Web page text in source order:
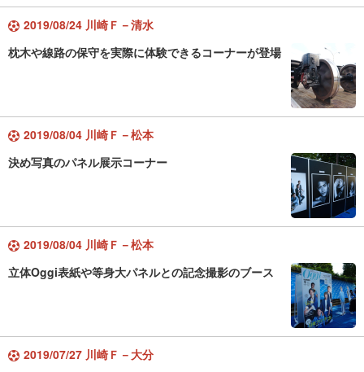
2019/08/24 川崎Ｆ－清水
枕木や線路の保守を実際に体験できるコーナーが登場
2019/08/04 川崎Ｆ－松本
決め写真のパネル展示コーナー
2019/08/04 川崎Ｆ－松本
立体Oggi表紙や等身大パネルとの記念撮影のブース
2019/07/27 川崎Ｆ－大分